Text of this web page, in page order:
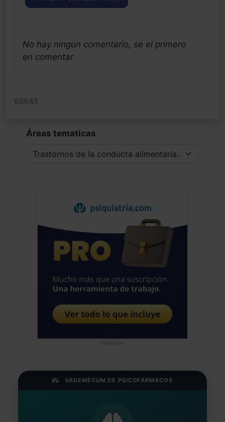
No hay ningun comentario, se el primero
en comentar
68945
Áreas tematicas
Publicidad
VADEMÉCUM DE PSICOFÁRMACOS